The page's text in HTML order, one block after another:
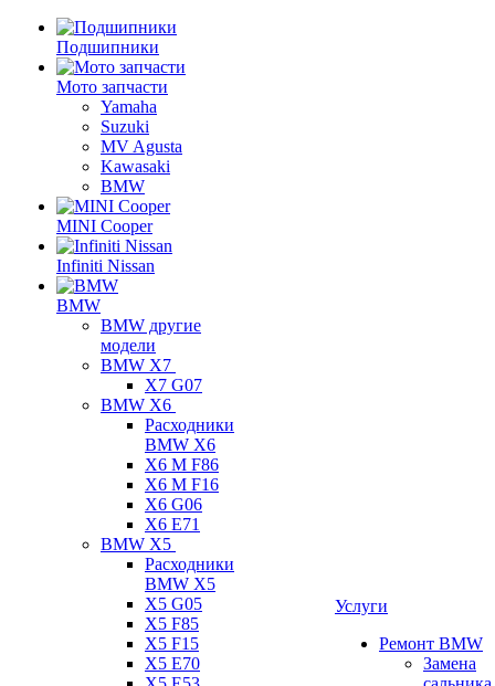
Подшипники
Мото запчасти
Yamaha
Suzuki
MV Agusta
Kawasaki
BMW
MINI Cooper
Infiniti Nissan
BMW
BMW другие
модели
BMW X7
X7 G07
BMW X6
Расходники
BMW X6
X6 M F86
X6 M F16
X6 G06
X6 E71
BMW X5
Расходники
BMW X5
X5 G05
X5 F85
X5 F15
X5 E70
Услуги
Ремонт BMW
Замена